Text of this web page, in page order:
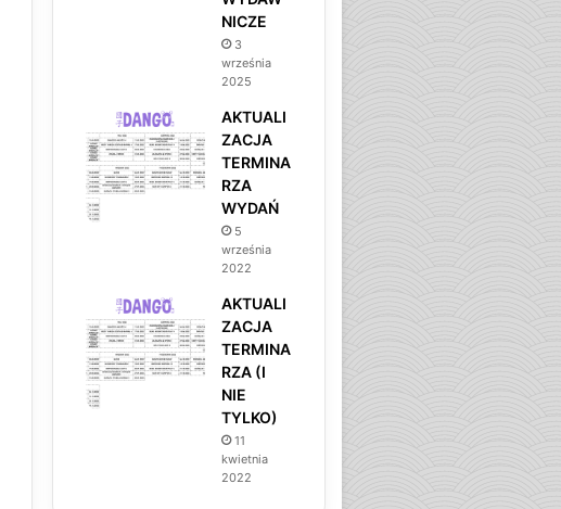
NICZE
3
września
2025
AKTUALI
ZACJA
TERMINA
RZA
WYDAŃ
5
września
2022
AKTUALI
ZACJA
TERMINA
RZA (I
NIE
TYLKO)
11
kwietnia
2022